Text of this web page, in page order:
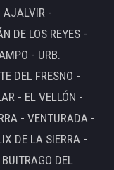
AJALVIR -
DE LOS REYES -
- URB.
DEL FRESNO -
- EL VELLÓN -
- VENTURADA -
DE LA SIERRA -
DEL